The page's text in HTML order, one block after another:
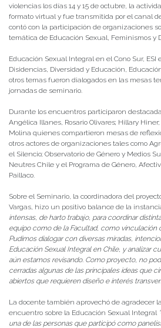
violencias los días 14 y 15 de octubre, la
formato virtual y fue transmitida por el canal
contó con la participación de organizaciones
temática de Educación Sexual, Feminismos y
Educación Sexual Integral en el Cono Sur, ESI
Disidencias, Diversidad y Educación,
otros temas fueron dialogados en las mesas
jornadas de seminario.
Durante los encuentros participaron
Angélica Illanes, Rosario Olivares; Hillary
Molina quienes compartieron mesas de
otros actores de organizaciones tales como
el Silencio; Observatorio de Género y Medios
Neutres Chile y el Programa de Género,
Paillaco.
Sobre el Seminario, la coordinadora del
Vargas, hizo un positivo balance de la
intensas, de harto trabajo, para coordinar
equipo como de la Facultad, como vinculación
Pudimos dialogar con diversas miradas,
Educación Sexual Integral en Chile, y analizar
aún estamos revisando. Como proyecto, no
cerradas algunas de las principales ideas que
abiertos que requieren diseño e interés
La docente también aprovechó de agradecer
encuentro sobre la Educación Sexual Integral
una de las personas que participó como